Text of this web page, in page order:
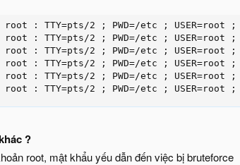
: TTY=pts/2 ; PWD=/etc ; USER=root ;
: TTY=pts/2 ; PWD=/etc ; USER=root ;
: TTY=pts/2 ; PWD=/etc ; USER=root ;
: TTY=pts/2 ; PWD=/etc ; USER=root ;
: TTY=pts/2 ; PWD=/etc ; USER=root ;
: TTY=pts/2 ; PWD=/etc ; USER=root ;
?
root, mật khẩu yếu dẫn đến việc bị bruteforce